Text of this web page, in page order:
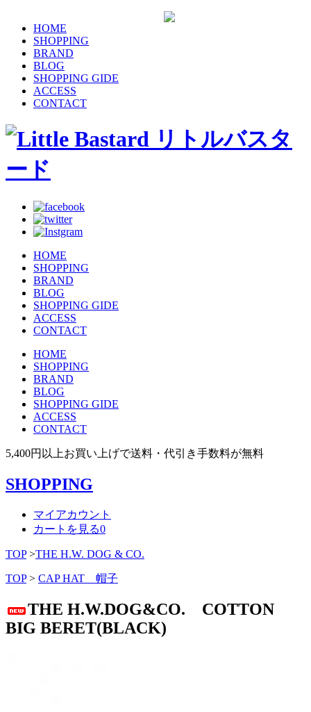
HOME
SHOPPING
BRAND
BLOG
SHOPPING GIDE
ACCESS
CONTACT
HOME
SHOPPING
BRAND
BLOG
SHOPPING GIDE
ACCESS
CONTACT
HOME
SHOPPING
BRAND
BLOG
SHOPPING GIDE
ACCESS
CONTACT
5,400円以上お買い上げで送料・代引き手数料が無料
SHOPPING
マイアカウント
カートを見る0
TOP >THE H.W. DOG & CO.
TOP > CAP HAT 帽子
THE H.W.DOG&CO. COTTON
BIG BERET(BLACK)